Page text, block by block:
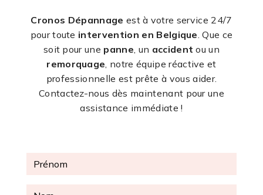
Cronos Dépannage est à votre service 24/7
pour toute intervention en Belgique. Que ce
soit pour une panne, un accidentou un
remorquage, notre équipe réactive et
professionnelle est prête à vous aider.
Contactez-nous dès maintenant pour une
assistance immédiate !